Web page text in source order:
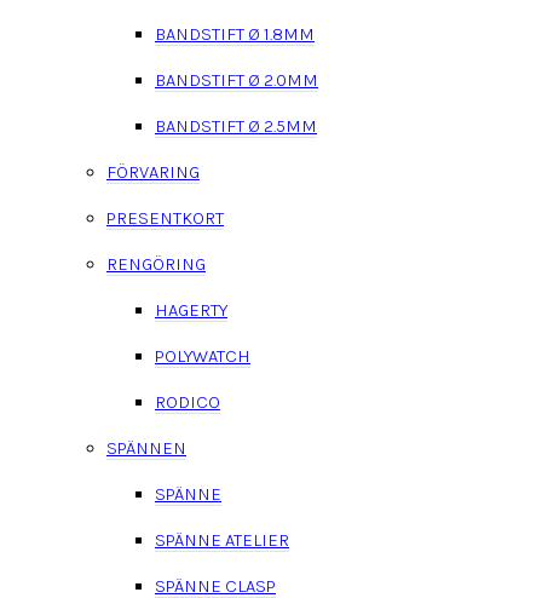
BANDSTIFT Ø 1.8MM
BANDSTIFT Ø 2.0MM
BANDSTIFT Ø 2.5MM
FÖRVARING
PRESENTKORT
RENGÖRING
HAGERTY
POLYWATCH
RODICO
SPÄNNEN
SPÄNNE
SPÄNNE ATELIER
SPÄNNE CLASP